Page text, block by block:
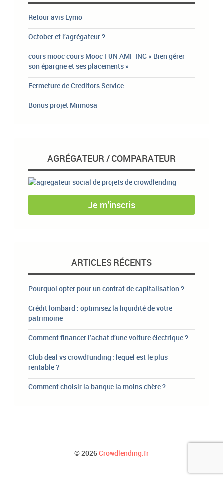
Retour avis Lymo
October et l’agrégateur ?
cours mooc cours Mooc FUN AMF INC « Bien gérer
son épargne et ses placements »
Fermeture de Creditors Service
Bonus projet Miimosa
AGRÉGATEUR / COMPARATEUR
Je m'inscris
ARTICLES RÉCENTS
Pourquoi opter pour un contrat de capitalisation ?
Crédit lombard : optimisez la liquidité de votre
patrimoine
Comment financer l’achat d’une voiture électrique ?
Club deal vs crowdfunding : lequel est le plus
rentable ?
Comment choisir la banque la moins chère ?
© 2026Crowdlending.fr